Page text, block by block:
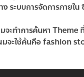
ระบบการจัดการภายใน
ะทำการค้นหา Theme
จะใช้ค้นคือfashion